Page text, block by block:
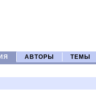
АВТОРЫ ТЕМЫ